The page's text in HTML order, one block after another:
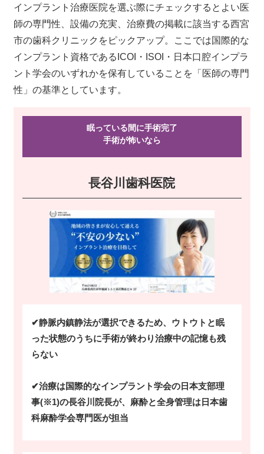
インプラント治療医院を選ぶ際にチェックするとよい医
師の専門性、設備の充実、治療費の掲載に該当する西宮
市の歯科クリニックをピックアップ。ここでは国際的な
インプラント資格であるICOI・ISOI・日本口腔インプラ
ント学会のいずれかを保有していることを「医師の専門
性」の基準としています。
眠っている間に手術完了
手術が怖いなら
長谷川歯科医院
✔静脈内鎮静法が選択できるため、ウトウトと眠
った状態のうちに手術が終わり治療中の記憶も残
らない
✔治療は国際的なインプラント学会の日本支部理
事(※1)の長谷川院長が、麻酔と全身管理は日本歯
科麻酔学会専門医が担当